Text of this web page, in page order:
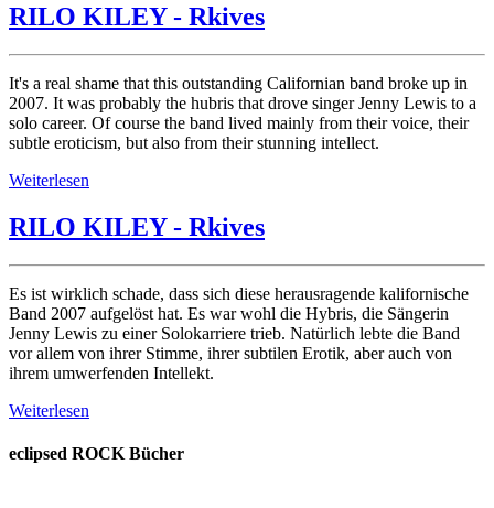
RILO KILEY - Rkives
It's a real shame that this outstanding Californian band broke up in
2007. It was probably the hubris that drove singer Jenny Lewis to a
solo career. Of course the band lived mainly from their voice, their
subtle eroticism, but also from their stunning intellect.
Weiterlesen
RILO KILEY - Rkives
Es ist wirklich schade, dass sich diese herausragende kalifornische
Band 2007 aufgelöst hat. Es war wohl die Hybris, die Sängerin
Jenny Lewis zu einer Solokarriere trieb. Natürlich lebte die Band
vor allem von ihrer Stimme, ihrer subtilen Erotik, aber auch von
ihrem umwerfenden Intellekt.
Weiterlesen
eclipsed ROCK Bücher